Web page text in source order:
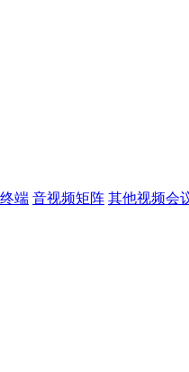
端 音视频矩阵 其他视频会